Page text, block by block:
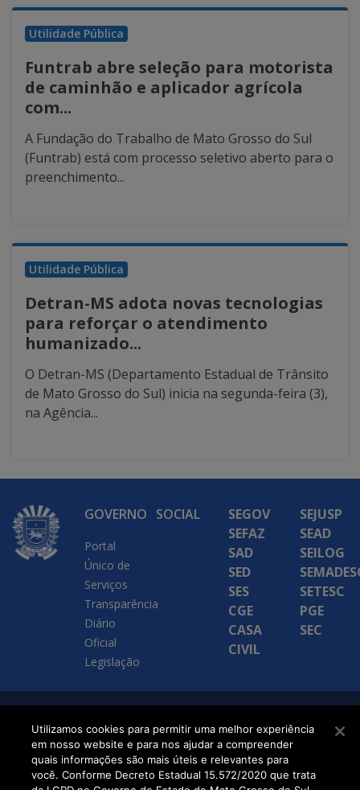
Utilidade Pública
Funtrab abre seleção para motorista
de caminhão e aplicador agrícola
com...
A Fundação do Trabalho de Mato Grosso do Sul
(Funtrab) está com processo seletivo aberto para o
preenchimento...
Utilidade Pública
Detran-MS adota novas tecnologias
para reforçar o atendimento
humanizado...
O Detran-MS (Departamento Estadual de Trânsito
de Mato Grosso do Sul) inicia na segunda-feira (3),
na Agência...
GOVERNO
Portal
Único de
Serviços
Transparência
Diário
Oficial
Legislação
SOCIAL
SEGOV
SEFAZ
SAD
SED
SES
CGE
CASA
CIVIL
SEJUSP
SEAD
SEILOG
SETESC
PGE
SEC
SETDIG | Secretaria-
Executiva de
Transformação Digital
Utilizamos cookies para permitir uma melhor experiência
em nosso website e para nos ajudar a compreender
quais informações são mais úteis e relevantes para
você. Conforme Decreto Estadual 15.572/2020 que trata